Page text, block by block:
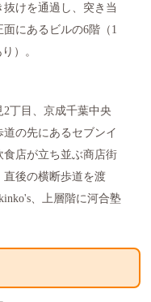
けを通過し、突き当
にあるビルの6階（1
）。
丁目、京成千葉中央
の先にあるセブンイ
食店が立ち並ぶ商店街
直後の横断歩道を渡
、上層階に河合塾